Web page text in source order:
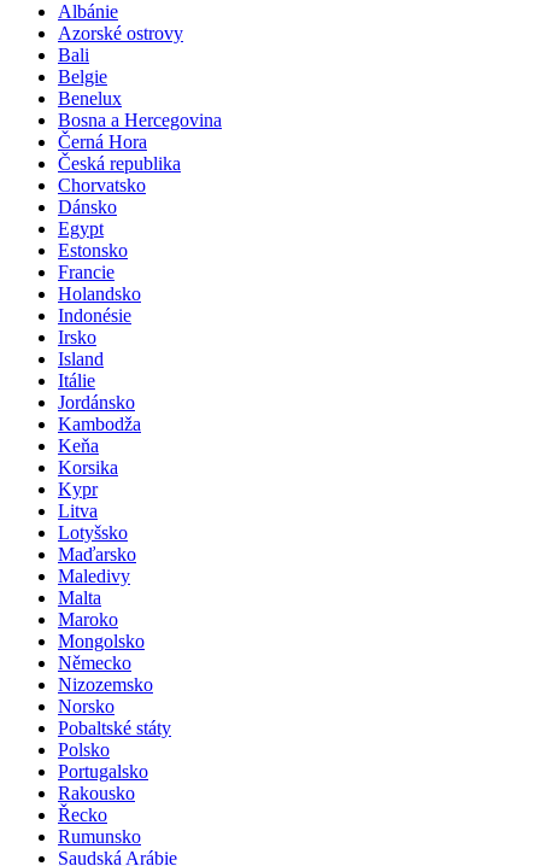
Albánie
Azorské ostrovy
Bali
Belgie
Benelux
Bosna a Hercegovina
Černá Hora
Česká republika
Chorvatsko
Dánsko
Egypt
Estonsko
Francie
Holandsko
Indonésie
Irsko
Island
Itálie
Jordánsko
Kambodža
Keňa
Korsika
Kypr
Litva
Lotyšsko
Maďarsko
Maledivy
Malta
Maroko
Mongolsko
Německo
Nizozemsko
Norsko
Pobaltské státy
Polsko
Portugalsko
Rakousko
Řecko
Rumunsko
Saudská Arábie